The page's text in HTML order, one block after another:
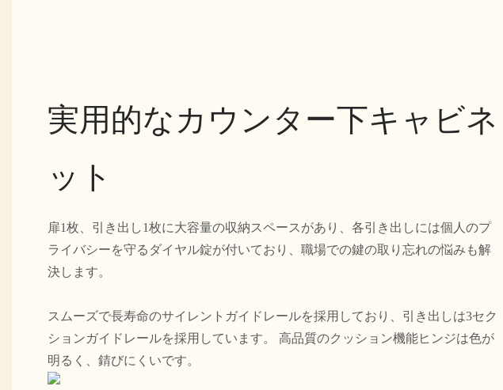
実用的なカウンター下キャビネ
ット
扉1枚、引き出し1枚に大容量の収納スペースがあり、各引き出しには個人のプ
ライバシーを守るダイヤル錠が付いており、職場での鍵の取り忘れの悩みも解
決します。
スムーズで長寿命のサイレントガイドレールを採用しており、引き出しは3セク
ションガイドレールを採用しています。 高品質のクッション機能ヒンジは色が
明るく、錆びにくいです。